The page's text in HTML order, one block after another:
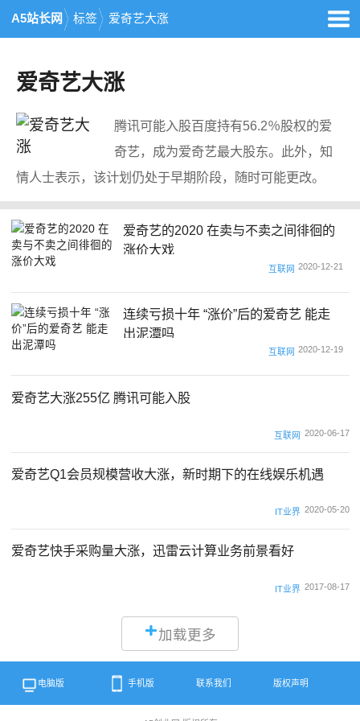
A5站长网 标签 爱奇艺大涨
爱奇艺大涨
腾讯可能入股百度持有56.2％股权的爱
奇艺，成为爱奇艺最大股东。此外，知
情人士表示，该计划仍处于早期阶段，随时可能更改。
爱奇艺的2020 在卖与不卖之间徘徊的
涨价大戏
互联网 2020-12-21
连续亏损十年 “涨价”后的爱奇艺 能走
出泥潭吗
互联网 2020-12-19
爱奇艺大涨255亿 腾讯可能入股
互联网 2020-06-17
爱奇艺Q1会员规模营收大涨，新时期下的在线娱乐机遇
IT业界 2020-05-20
爱奇艺快手采购量大涨，迅雷云计算业务前景看好
IT业界 2017-08-17
加载更多
电脑版 手机版 联系我们 版权声明